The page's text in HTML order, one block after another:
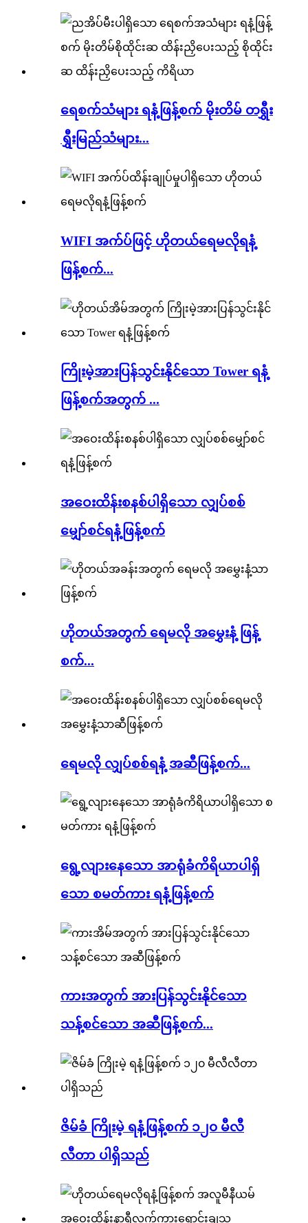
ရေစက်သံများ ရနံ့ဖြန့်စက် မိုးတိမ် တရွှီး
ရွှီးမြည်သံများ...
WIFI အက်ပ်ဖြင့် ဟိုတယ်ရေမလိုရနံ့
ဖြန့်စက်...
ကြိုးမဲ့အားပြန်သွင်းနိုင်သော Tower ရနံ့
ဖြန့်စက်အတွက် ...
အဝေးထိန်းစနစ်ပါရှိသော လျှပ်စစ်
မျှော်စင်ရနံ့ဖြန့်စက်
ဟိုတယ်အတွက် ရေမလို အမွှေးနံ့ ဖြန့်
စက်...
ရေမလို လျှပ်စစ်ရနံ့ အဆီဖြန့်စက်...
ရွေ့လျားနေသော အာရုံခံကိရိယာပါရှိ
သော စမတ်ကား ရနံ့ဖြန့်စက်
ကားအတွက် အားပြန်သွင်းနိုင်သော
သန့်စင်သော အဆီဖြန့်စက်...
ဇိမ်ခံ ကြိုးမဲ့ ရနံ့ဖြန့်စက် ၁၂၀ မီလီ
လီတာ ပါရှိသည်